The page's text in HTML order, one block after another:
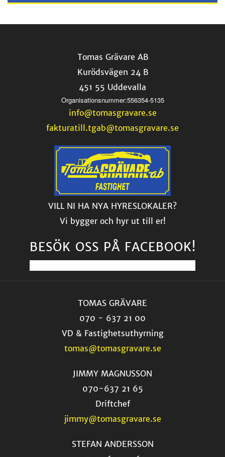
Tomas Grävare AB
Kurödsvägen 24 B
451 55 Uddevalla
Organisationsnummer:556354-5135
info@tomasgravare.se
fakturatill.tgab@tomasgravare.se
VILL NI HA NYA HYRESLOKALER?
Vi bygger och hyr ut till er!
BESÖK OSS PÅ FACEBOOK!
TOMAS GRÄVARE
070 - 637 21 00
VD & Fastighetsuthyrning
tomas@tomasgravare.se
JIMMY MAGNUSSON
070-637 21 65
Driftchef
jimmy@tomasgravare.se
STEFAN ANDERSSON